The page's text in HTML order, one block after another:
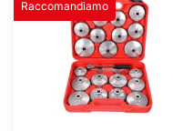
Raccomandiamo